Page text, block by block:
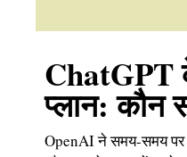
ChatGPT
प्लान: कौन
OpenAI ने समय-समय पर